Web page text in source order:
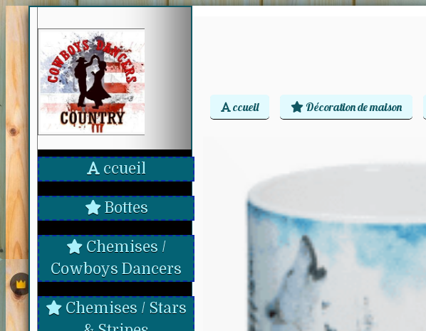
ccueil
Bottes
Chemises /
Cowboys Dancers
Chemises / Stars
ccueil Décoration de maison